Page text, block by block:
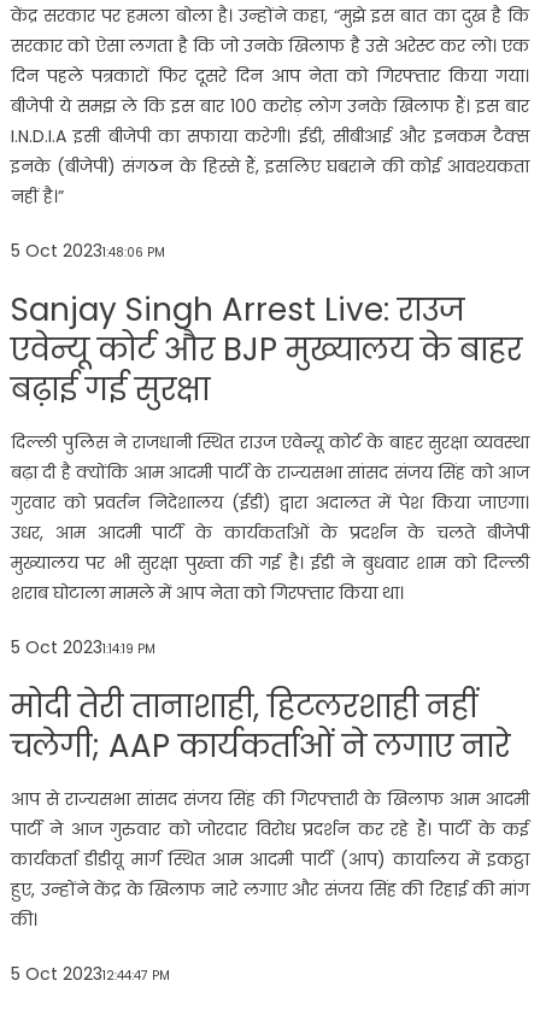
केंद्र सरकार पर हमला बोला है। उन्होंने कहा, “मुझे इस बात का दुख है कि
सरकार को ऐसा लगता है कि जो उनके खिलाफ है उसे अरेस्ट कर लो। एक
दिन पहले पत्रकारों फिर दूसरे दिन आप नेता को गिरफ्तार किया गया।
बीजेपी ये समझ ले कि इस बार 100 करोड़ लोग उनके खिलाफ हैं। इस बार
I.N.D.I.A इसी बीजेपी का सफाया करेगी। ईडी, सीबीआई और इनकम टैक्स
इनके (बीजेपी) संगठन के हिस्से हैं, इसलिए घबराने की कोई आवश्यकता
नहीं है।”
5 Oct 20231:48:06 PM
Sanjay Singh Arrest Live: राउज
एवेन्यू कोर्ट और BJP मुख्यालय के बाहर
बढ़ाई गई सुरक्षा
दिल्ली पुलिस ने राजधानी स्थित राउज एवेन्यू कोर्ट के बाहर सुरक्षा व्यवस्था
बढ़ा दी है क्योंकि आम आदमी पार्टी के राज्यसभा सांसद संजय सिंह को आज
गुरवार को प्रवर्तन निदेशालय (ईडी) द्वारा अदालत में पेश किया जाएगा।
उधर, आम आदमी पार्टी के कार्यकर्ताओं के प्रदर्शन के चलते बीजेपी
मुख्यालय पर भी सुरक्षा पुख्ता की गई है। ईडी ने बुधवार शाम को दिल्ली
शराब घोटाला मामले में आप नेता को गिरफ्तार किया था।
5 Oct 20231:14:19 PM
मोदी तेरी तानाशाही, हिटलरशाही नहीं
चलेगी; AAP कार्यकर्ताओं ने लगाए नारे
आप से राज्यसभा सांसद संजय सिंह की गिरफ्तारी के खिलाफ आम आदमी
पार्टी ने आज गुरुवार को जोरदार विरोध प्रदर्शन कर रहे हैं। पार्टी के कई
कार्यकर्ता डीडीयू मार्ग स्थित आम आदमी पार्टी (आप) कार्यालय में इकट्ठा
हुए, उन्होंने केंद्र के खिलाफ नारे लगाए और संजय सिंह की रिहाई की मांग
की।
5 Oct 202312:44:47 PM